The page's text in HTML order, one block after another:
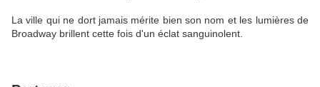
La ville qui ne dort jamais mérite bien son nom et les lumières de
Broadway brillent cette fois d'un éclat sanguinolent.